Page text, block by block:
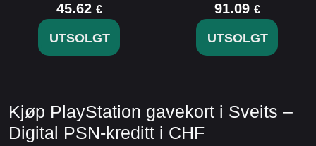
45.62 €
UTSOLGT
91.09 €
UTSOLGT
Kjøp PlayStation gavekort i Sveits –
Digital PSN-kreditt i CHF